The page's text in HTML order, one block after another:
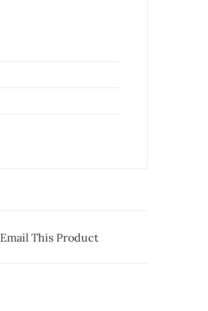
Email This Product